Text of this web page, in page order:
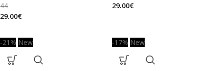
44
29.00€
29.00€
-21% New -17% New